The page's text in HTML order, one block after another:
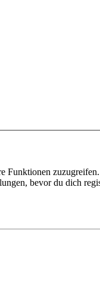
Funktionen
bevor du dich